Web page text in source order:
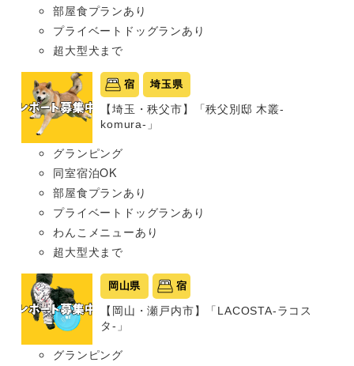
部屋食プランあり
プライベートドッグランあり
超大型犬まで
宿 埼玉県
【埼玉・秩父市】「秩父別邸 木叢-
komura-」
グランピング
同室宿泊OK
部屋食プランあり
プライベートドッグランあり
わんこメニューあり
超大型犬まで
岡山県 宿
【岡山・瀬戸内市】「LACOSTA-ラコス
タ-」
グランピング